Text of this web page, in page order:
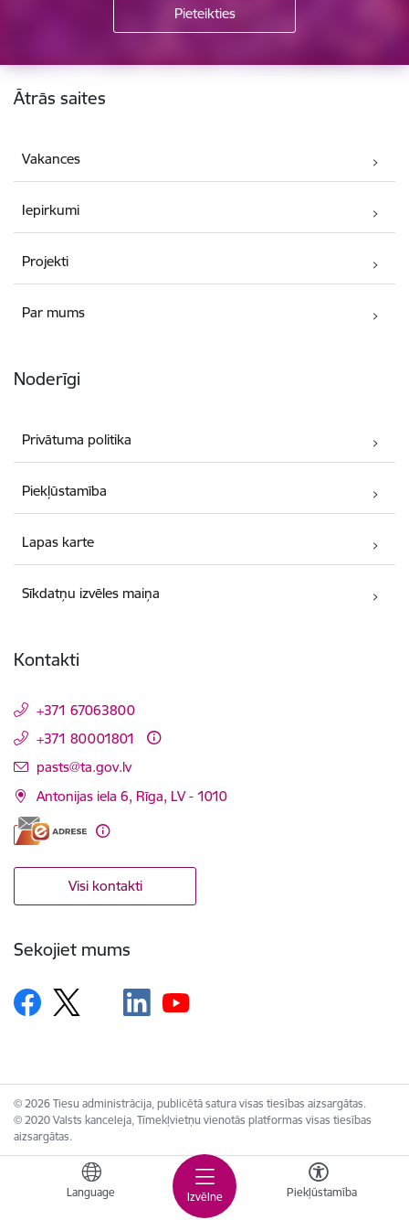
Izvēlne
Language Piekļūstamība
Kājene
Ātrās saites
Vakances
Iepirkumi
Projekti
Par mums
Noderīgi
Privātuma politika
Piekļūstamība
Lapas karte
Sīkdatņu izvēles maiņa
Kontakti
+371 67063800
+371 80001801
E-pasts:
pasts@ta.gov.lv
Antonijas iela 6, Rīga, LV - 1010
Visi kontakti
Sekojiet mums
© 2026 Tiesu administrācija, publicētā satura visas tiesības aizsargātas.
© 2020 Valsts kanceleja, Tīmekļvietņu vienotās platformas visas tiesības
aizsargātas.